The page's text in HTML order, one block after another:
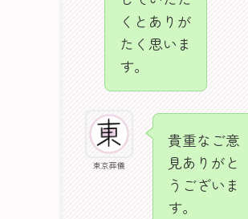
くとありが
たく思いま
す。
東京葬儀
貴重なご意
見ありがと
うございま
す。